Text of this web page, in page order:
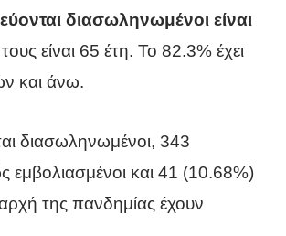
διασωληνωμένοι είναι
είναι 65 έτη. To 82.3% έχει
και άνω.
διασωληνωμένοι, 343
εμβολιασμένοι και 41 (10.68%)
της πανδημίας έχουν